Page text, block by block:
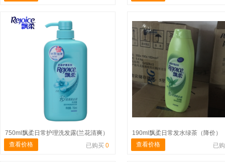
750ml飘柔日常护理洗发露(兰花清爽）
查看价格
已购买 0
190ml飘柔日常发水绿茶（降价）
查看价格
已